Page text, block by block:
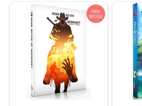
PRIX
ROUGE